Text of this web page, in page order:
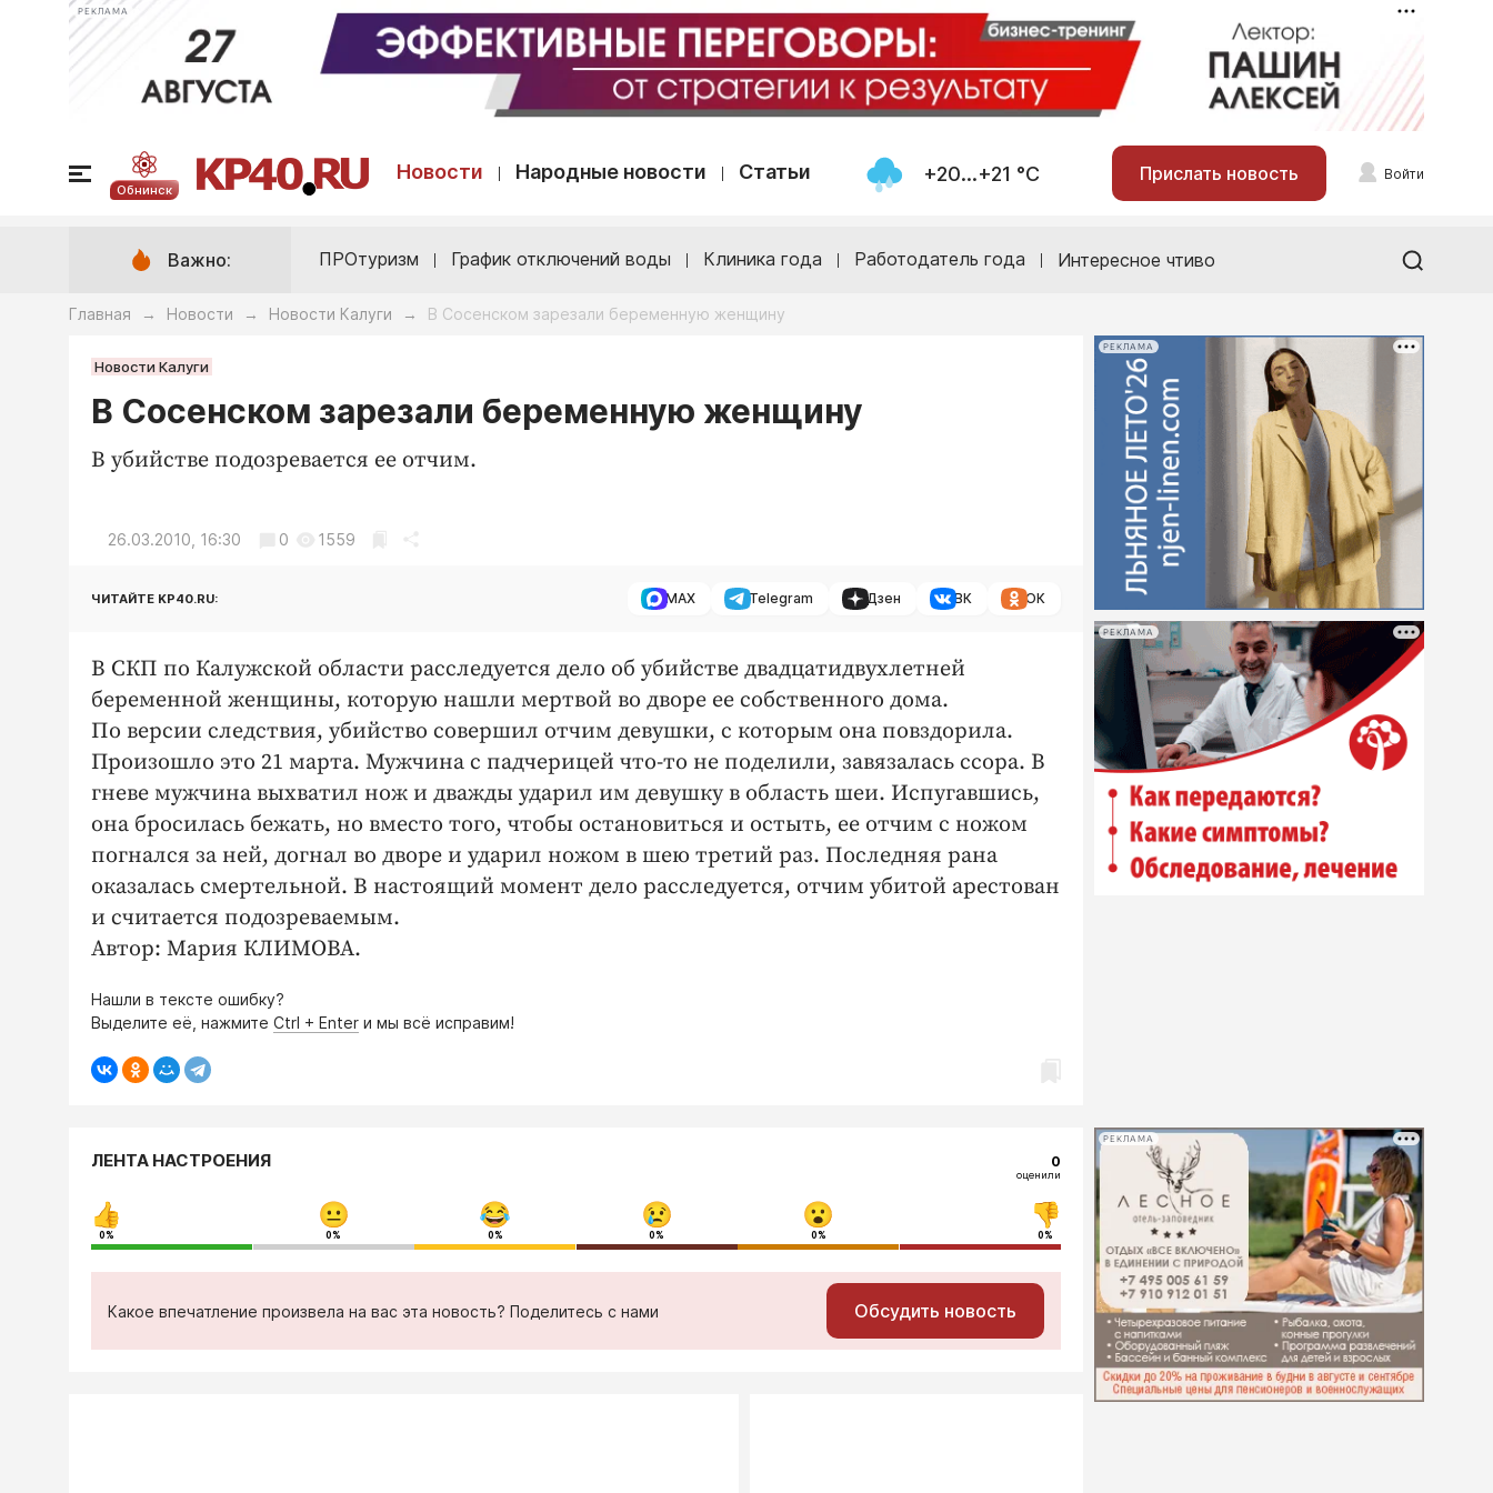
РЕКЛАМА
Обнинск
Новости Народные новости Статьи +20...+21 °С Прислать новость Войти
Важно: ПРОтуризм График отключений воды Клиника года Работодатель года Интересное чтиво
Главная → Новости → Новости Калуги → В Сосенском зарезали беременную женщину
Новости Калуги
В Сосенском зарезали беременную женщину
В убийстве подозревается ее отчим.
26.03.2010, 16:30 0 1559
ЧИТАЙТЕ KP40.RU: MAX Telegram Дзен ВК ОК
В СКП по Калужской области расследуется дело об убийстве двадцатидвухлетней
беременной женщины, которую нашли мертвой во дворе ее собственного дома.
По версии следствия, убийство совершил отчим девушки, с которым она повздорила.
Произошло это 21 марта. Мужчина с падчерицей что-то не поделили, завязалась ссора. В
гневе мужчина выхватил нож и дважды ударил им девушку в область шеи. Испугавшись,
она бросилась бежать, но вместо того, чтобы остановиться и остыть, ее отчим с ножом
погнался за ней, догнал во дворе и ударил ножом в шею третий раз. Последняя рана
оказалась смертельной. В настоящий момент дело расследуется, отчим убитой арестован
и считается подозреваемым.
Автор: Мария КЛИМОВА.
Нашли в тексте ошибку?
Выделите её, нажмите Ctrl + Enter и мы всё исправим!
РЕКЛАМА
РЕКЛАМА
ЛЕНТА НАСТРОЕНИЯ 0
оценили
0% 0% 0% 0% 0% 0%
Какое впечатление произвела на вас эта новость? Поделитесь с нами Обсудить новость
РЕКЛАМА